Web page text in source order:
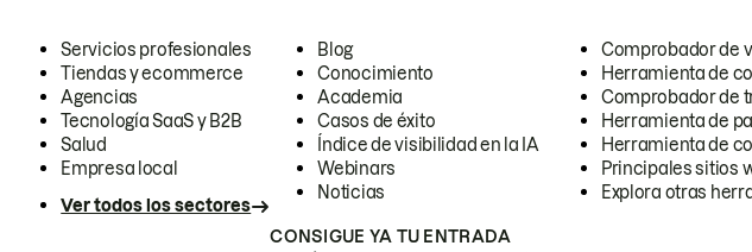
Servicios profesionales
Tiendas y ecommerce
Agencias
Tecnología SaaS y B2B
Salud
Empresa local
Ver todos los sectores
Blog
Conocimiento
Academia
Casos de éxito
Índice de visibilidad en la IA
Webinars
Noticias
Comprobador de
Herramienta de
Comprobador de
Herramienta de
Herramienta de
Principales sitios
Explora otras
CONSIGUE YA TU ENTRADA